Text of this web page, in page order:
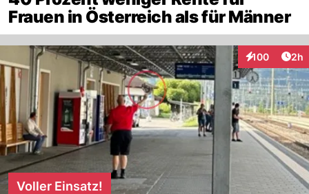
Frauen in Österreich als für Männer
100
Interaktionen
2h
Voller Einsatz!